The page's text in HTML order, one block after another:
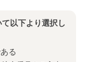
以下より選択し
る